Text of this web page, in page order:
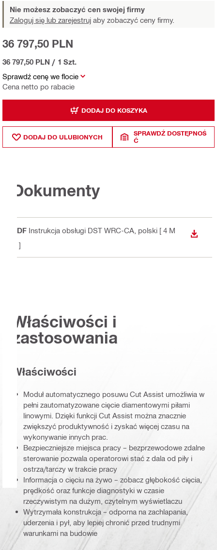
Nie możesz zobaczyć cen swojej firmy
Zaloguj się lub zarejestruj aby zobaczyć ceny firmy.
Sprawdź cenę we flocie
Cena netto po rabacie
36 797,50 PLN
36 797,50 PLN / 1 Szt.
DODAJ DO KOSZYKA
DODAJ DO ULUBIONYCH
SPRAWDŹ DOSTĘPNOŚ
Ć
Dokumenty
PDF Instrukcja obsługi DST WRC-CA , polski [ 4 M
B ]
Właściwości i
zastosowania
Właściwości
Moduł automatycznego posuwu Cut Assist umożliwia w
pełni zautomatyzowane cięcie diamentowymi piłami
linowymi. Dzięki funkcji Cut Assist można znacznie
zwiększyć produktywność i zyskać więcej czasu na
wykonywanie innych prac.
Bezpieczniejsze miejsca pracy – bezprzewodowe zdalne
sterowanie pozwala operatorowi stać z dala od piły i
ostrza/tarczy w trakcie pracy
Informacja o cięciu na żywo – zobacz głębokość cięcia,
prędkość oraz funkcje diagnostyki w czasie
rzeczywistym na dużym, czytelnym wyświetlaczu
Wytrzymała konstrukcja – odporna na zachlapania,
uderzenia i pył, aby lepiej chronić przed trudnymi
warunkami na budowie